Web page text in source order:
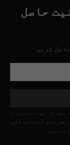
حاصل
کریں
ہیں کہ آپ نے ہمارے
جمع کروائی گئی
ہیں۔